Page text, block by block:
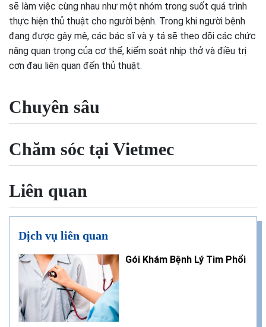
sẽ làm việc cùng nhau như một nhóm trong suốt quá trình
thực hiện thủ thuật cho người bệnh. Trong khi người bệnh
đang được gây mê, các bác sĩ và y tá sẽ theo dõi các chức
năng quan trọng của cơ thể, kiểm soát nhịp thở và điều trị
cơn đau liên quan đến thủ thuật.
Chuyên sâu
Chăm sóc tại Vietmec
Liên quan
Dịch vụ liên quan
Gói Khám Bệnh Lý Tim Phổi